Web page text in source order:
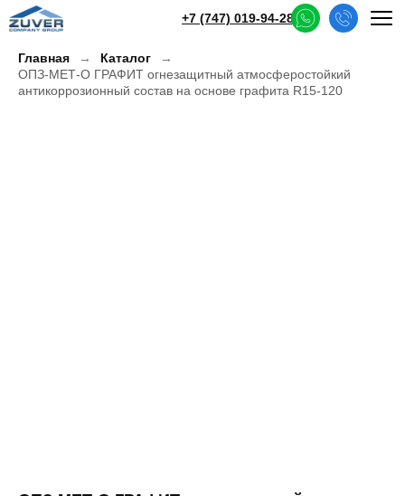
+7 (747) 019-94-28
Главная
Каталог
ОПЗ-МЕТ-О ГРАФИТ огнезащитный атмосферостойкий
антикоррозионный состав на основе графита R15-120